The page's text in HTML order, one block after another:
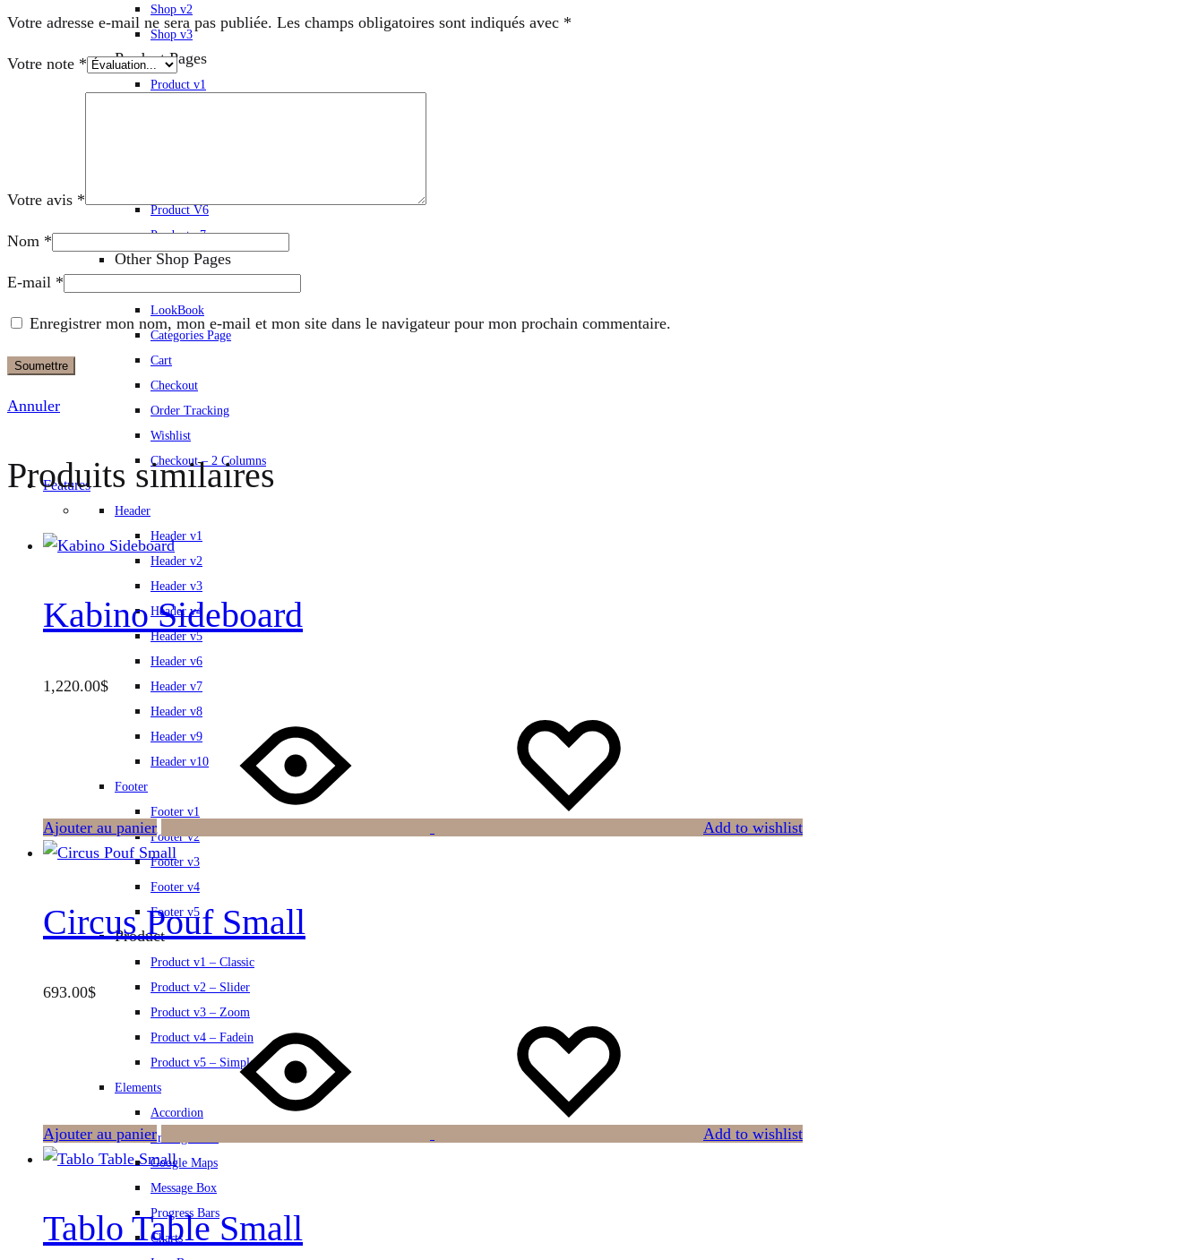
Shop v2
Shop v3
Product Pages
Product v1
Product V6
Product v7
Other Shop Pages
LookBook
Categories Page
Cart
Checkout
Order Tracking
Wishlist
Checkout – 2 Columns
Features
Header
Header v1
Header v2
Header v3
Header v4
Header v5
Header v6
Header v7
Header v8
Header v9
Header v10
Footer
Footer v1
Footer v2
Footer v3
Footer v4
Footer v5
Product
Product v1 – Classic
Product v2 – Slider
Product v3 – Zoom
Product v4 – Fadein
Product v5 – Simple
Elements
Accordion
Pricing Table
Google Maps
Message Box
Progress Bars
Charts
Votre adresse e-mail ne sera pas publiée. Les champs obligatoires sont indiqués avec *
Votre note *
Votre avis *
Nom *
E-mail *
Enregistrer mon nom, mon e-mail et mon site dans le navigateur pour mon prochain commentaire.
Annuler
Produits similaires
Kabino Sideboard
1,220.00$
Ajouter au panier Add to wishlist
Circus Pouf Small
693.00$
Ajouter au panier Add to wishlist
Tablo Table Small